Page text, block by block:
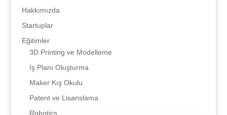
Hakkımızda
Startuplar
Eğitimler
3D Printing ve Modelleme
İş Planı Oluşturma
Maker Kış Okulu
Patent ve Lisanslama
Robotics